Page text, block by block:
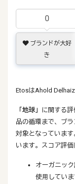
0
ブランドが大好
き
EtosはAhold
「地球」
に関する
品の循環まで、ブ
対象となっていま
います。スコア評
オーガニッ
使用してい